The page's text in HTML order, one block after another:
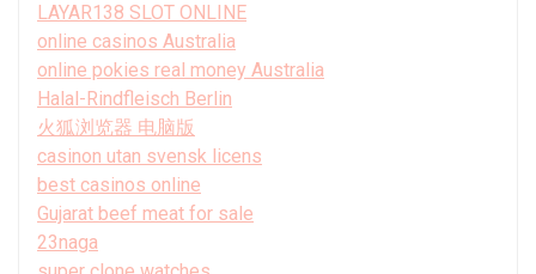
LAYAR138 SLOT ONLINE
online casinos Australia
online pokies real money Australia
Halal-Rindfleisch Berlin
火狐浏览器 电脑版
casinon utan svensk licens
best casinos online
Gujarat beef meat for sale
23naga